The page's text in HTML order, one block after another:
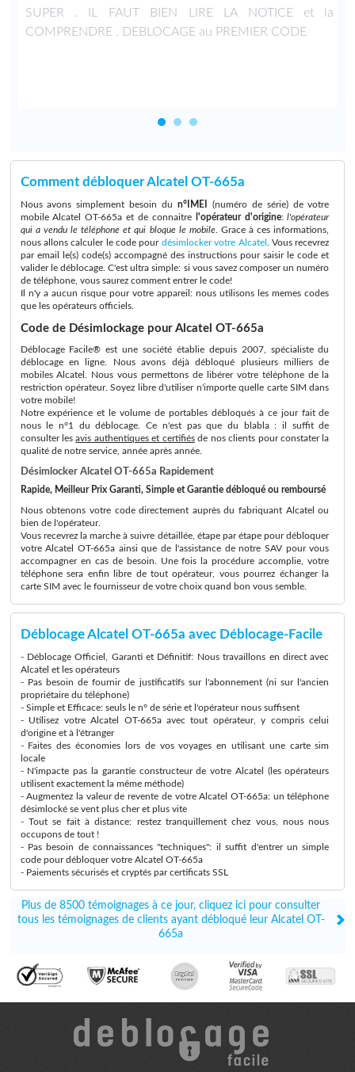
SUPER . IL FAUT BIEN LIRE LA NOTICE et la
COMPRENDRE . DEBLOCAGE au PREMIER CODE
Comment débloquer Alcatel OT-665a
Nous avons simplement besoin du n°IMEI
(numéro de série) de votre
mobile Alcatel OT-665a et de connaitre
l'opérateur d'origine:l'opérateur
qui a vendu le téléphone et qui bloque le mobile. Grace à ces informations,
nous allons calculer le code pour désimlocker votre Alcatel
. Vous recevrez
par email le(s) code(s) accompagné des instructions pour saisir le code et
valider le déblocage. C'est ultra simple: si vous savez composer un numéro
de téléphone, vous saurez comment entrer le code!
Il n'y a aucun risque pour votre appareil: nous utilisons les memes codes
que les opérateurs officiels.
Code de Désimlockage pour Alcatel OT-665a
Déblocage Facile® est une société établie depuis 2007, spécialiste du
déblocage en ligne. Nous avons déjà débloqué plusieurs milliers de
mobiles Alcatel. Nous vous permettons de libérer votre téléphone de la
restriction opérateur. Soyez libre d'utiliser n'importe quelle carte SIM dans
votre mobile!
Notre expérience et le volume de portables débloqués à ce jour fait de
nous le n°1 du déblocage. Ce n'est pas que du blabla : il suffit de
consulter lesavis authentiques et certifiésde nos clients pour constater la
qualité de notre service, année après année.
Désimlocker Alcatel OT-665a Rapidement
Rapide, Meilleur Prix Garanti, Simple et Garantie débloqué ou remboursé
Nous obtenons votre code directement auprès du fabriquant Alcatel ou
bien de l'opérateur.
Vous recevrez la marche à suivre détaillée, étape par étape pour débloquer
votre Alcatel OT-665a ainsi que de l'assistance de notre SAV pour vous
accompagner en cas de besoin. Une fois la procédure accomplie, votre
téléphone sera enfin libre de tout opérateur, vous pourrez échanger la
carte SIM avec le fournisseur de votre choix quand bon vous semble.
Déblocage Alcatel OT-665a avec Déblocage-Facile
- Déblocage Officiel, Garanti et Définitif: Nous travaillons en direct avec
Alcatel et les opérateurs
- Pas besoin de fournir de justificatifs sur l'abonnement (ni sur l'ancien
propriétaire du téléphone)
- Simple et Efficace: seuls le n° de série et l'opérateur nous suffisent
- Utilisez votre Alcatel OT-665a avec tout opérateur, y compris celui
d'origine et à l'étranger
- Faites des économies lors de vos voyages en utilisant une carte sim
locale
- N'impacte pas la garantie constructeur de votre Alcatel (les opérateurs
utilisent exactement la même méthode)
- Augmentez la valeur de revente de votre Alcatel OT-665a: un téléphone
désimlocké se vent plus cher et plus vite
- Tout se fait à distance: restez tranquillement chez vous, nous nous
occupons de tout !
- Pas besoin de connaissances "techniques": il suffit d'entrer un simple
code pour débloquer votre Alcatel OT-665a
- Paiements sécurisés et cryptés par certificats SSL
Plus de 8500 témoignages à ce jour, cliquez ici pour consulter
tous les témoignages de clients ayant débloqué leur Alcatel OT-
665a